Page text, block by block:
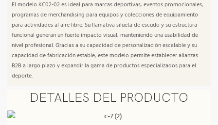
El modelo KC02-02 es ideal para marcas deportivas, eventos promocionales,
programas de merchandising para equipos y colecciones de equipamiento
para actividades al aire libre. Su llamativa silueta de escudo y su estructura
funcional generan un fuerte impacto visual, manteniendo una usabilidad de
nivel profesional. Gracias a su capacidad de personalización escalable y su
capacidad de fabricación estable, este modelo permite establecer alianzas
B2B a largo plazo y expandir la gama de productos especializados para el
deporte.
DETALLES DEL PRODUCTO